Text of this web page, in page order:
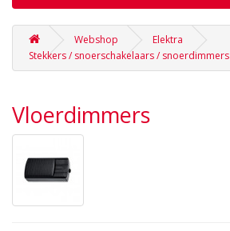
Webshop
Elektra
Stekkers / snoerschakelaars / snoerdimmers
Vloerdimmers